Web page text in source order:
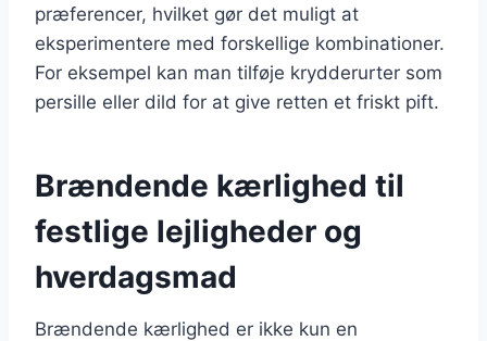
præferencer, hvilket gør det muligt at
eksperimentere med forskellige kombinationer.
For eksempel kan man tilføje krydderurter som
persille eller dild for at give retten et friskt pift.
Brændende kærlighed til
festlige lejligheder og
hverdagsmad
Brændende kærlighed er ikke kun en